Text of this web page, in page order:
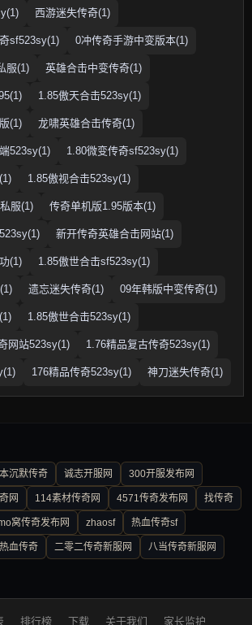
西游迷失传奇(1)
sf523sy(1) 0冲传奇手游中变版本(1)
服(1) 英雄合击中变传奇(1)
1.85傲天合击523sy(1)
(1) 龙啸英雄合击传奇(1)
523sy(1) 1.80微变传奇sf523sy(1)
1.85傲视合击523sy(1)
服(1) 传奇单机版1.95版本(1)
新开传奇英雄合击网站(1)
(1) 1.85傲世合击sf523sy(1)
遗忘迷失传奇(1) 09年韩版中变传奇(1)
1.85傲世合击523sy(1)
网站523sy(1) 1.76精品复古传奇523sy(1)
176精品传奇523sy(1) 神刀迷失传奇(1)
沉默传奇 诚志开服网 300开服发布网
网 114素材传奇网 4571传奇发布网 找传奇
窝传奇发布网 zhaosf 热血传奇sf
血传奇 二零二传奇新服网 八当传奇新服网
排行榜 下载 关于我们 家长监护